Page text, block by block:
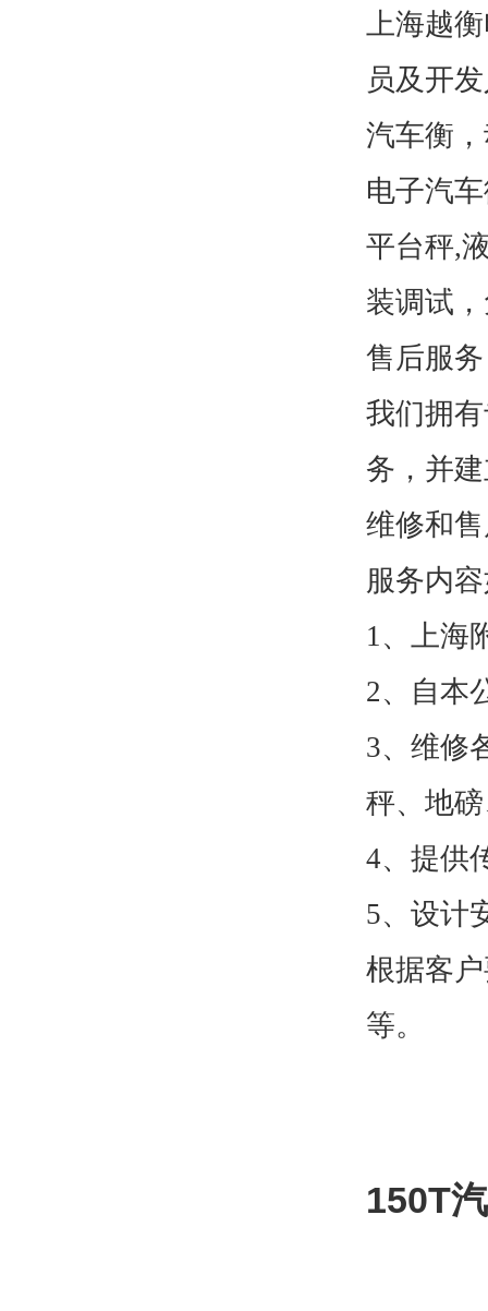
上海越衡
员及开
汽车衡
电子汽
平台秤,
装调试
售后服
我们拥
务，并
维修和
服务内
1、上海
2、自本
3、维修
秤、地
4、提供
5、设计
根据客
等。
150T